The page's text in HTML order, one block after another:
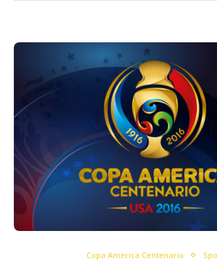
Copa America Centenario